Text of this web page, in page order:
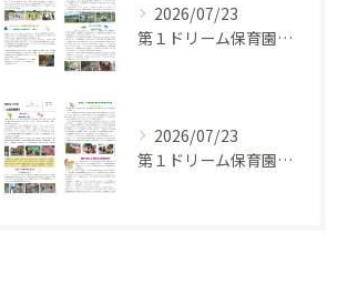
2026/07/23
第１ドリーム保育園園だより 令和８年５・６月号
2026/07/23
第１ドリーム保育園 園だより 令和８年４月号